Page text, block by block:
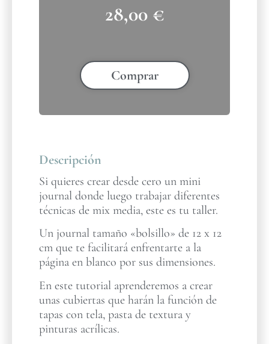
28,00 €
Comprar
Descripción
Si quieres crear desde cero un mini
journal donde luego trabajar diferentes
técnicas de mix media, este es tu taller.
Un journal tamaño «bolsillo» de 12 x 12
cm que te facilitará enfrentarte a la
página en blanco por sus dimensiones.
En este tutorial aprenderemos a crear
unas cubiertas que harán la función de
tapas con tela, pasta de textura y
pinturas acrílicas.